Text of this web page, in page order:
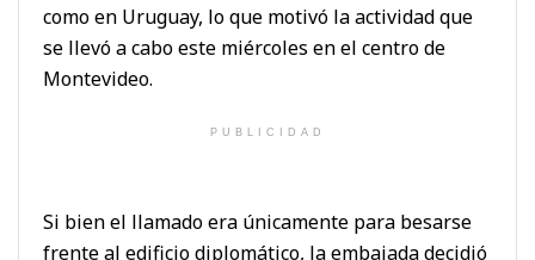
como en Uruguay, lo que motivó la actividad que
se llevó a cabo este miércoles en el centro de
Montevideo.
PUBLICIDAD
Si bien el llamado era únicamente para besarse
frente al edificio diplomático, la embajada decidió